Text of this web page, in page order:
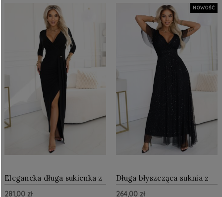
Elegancka długa sukienka z
kopertowym dekoltem i
281,00 zł
Długa błyszcząca suknia z
dekoltem i krótkim
264,00 zł
NOWOŚĆ